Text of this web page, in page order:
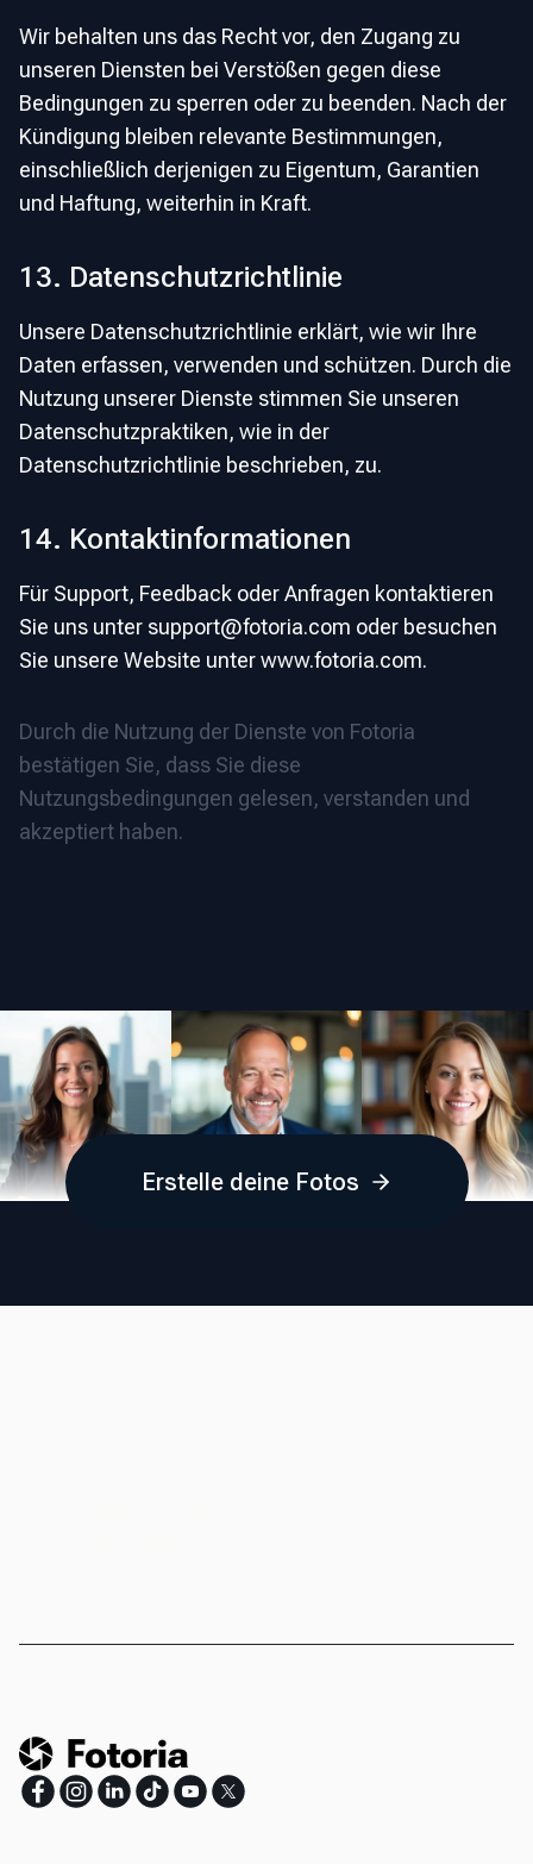
Wir behalten uns das Recht vor, den Zugang zu
unseren Diensten bei Verstößen gegen diese
Bedingungen zu sperren oder zu beenden. Nach der
Kündigung bleiben relevante Bestimmungen,
einschließlich derjenigen zu Eigentum, Garantien
und Haftung, weiterhin in Kraft.
13. Datenschutzrichtlinie
Unsere Datenschutzrichtlinie erklärt, wie wir Ihre
Daten erfassen, verwenden und schützen. Durch die
Nutzung unserer Dienste stimmen Sie unseren
Datenschutzpraktiken, wie in der
Datenschutzrichtlinie beschrieben, zu.
14. Kontaktinformationen
Für Support, Feedback oder Anfragen kontaktieren
Sie uns unter support@fotoria.com oder besuchen
Sie unsere Website unter www.fotoria.com.
Durch die Nutzung der Dienste von Fotoria
bestätigen Sie, dass Sie diese
Nutzungsbedingungen gelesen, verstanden und
akzeptiert haben.
Erstelle deine Fotos